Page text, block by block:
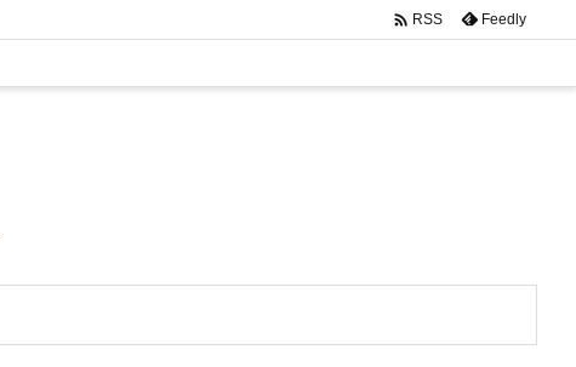
 RSS Feedly